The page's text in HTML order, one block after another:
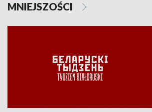
MNIEJSZOŚCI